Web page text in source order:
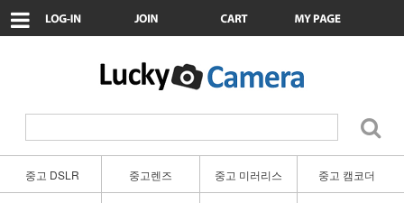
중고 DSLR 중고렌즈 중고 미러리스 중고 캠코더